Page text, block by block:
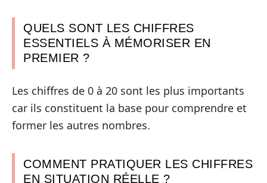
QUELS SONT LES CHIFFRES
ESSENTIELS À MÉMORISER EN
PREMIER ?
Les chiffres de 0 à 20 sont les plus importants
car ils constituent la base pour comprendre et
former les autres nombres.
COMMENT PRATIQUER LES CHIFFRES
EN SITUATION RÉELLE ?